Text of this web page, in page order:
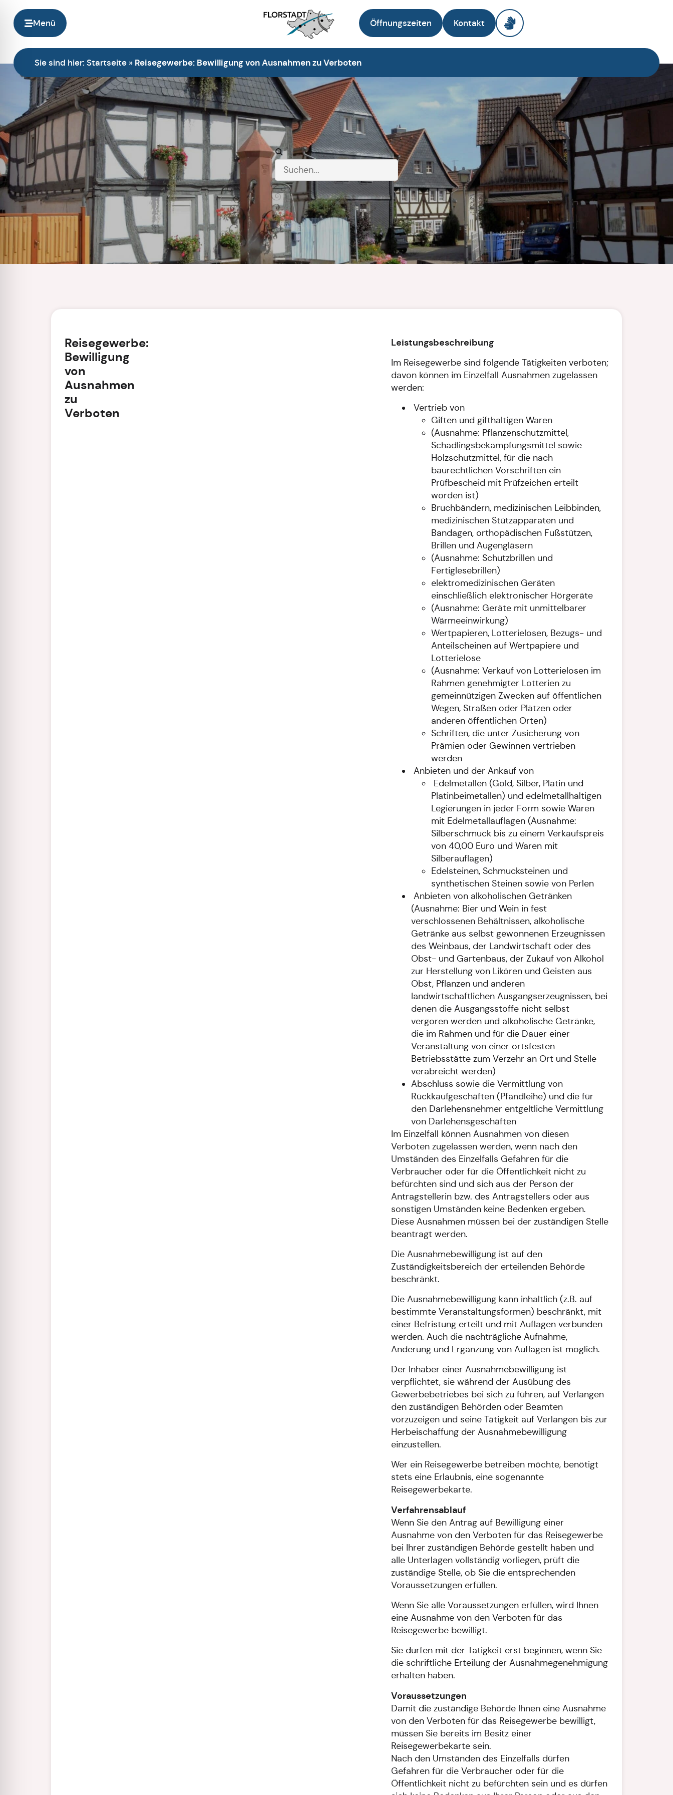
Menü Öffnungszeiten Kontakt
Sie sind hier: Startseite » Reisegewerbe: Bewilligung von Ausnahmen zu Verboten
Reisegewerbe:
Bewilligung
von
Ausnahmen
zu
Verboten
Leistungsbeschreibung
Im Reisegewerbe sind folgende Tätigkeiten verboten;
davon können im Einzelfall Ausnahmen zugelassen
werden:
Vertrieb von
Giften und gifthaltigen Waren
(Ausnahme: Pflanzenschutzmittel,
Schädlingsbekämpfungsmittel sowie
Holzschutzmittel, für die nach
baurechtlichen Vorschriften ein
Prüfbescheid mit Prüfzeichen erteilt
worden ist)
Bruchbändern, medizinischen Leibbinden,
medizinischen Stützapparaten und
Bandagen, orthopädischen Fußstützen,
Brillen und Augengläsern
(Ausnahme: Schutzbrillen und
Fertiglesebrillen)
elektromedizinischen Geräten
einschließlich elektronischer Hörgeräte
(Ausnahme: Geräte mit unmittelbarer
Wärmeeinwirkung)
Wertpapieren, Lotterielosen, Bezugs- und
Anteilscheinen auf Wertpapiere und
Lotterielose
(Ausnahme: Verkauf von Lotterielosen im
Rahmen genehmigter Lotterien zu
gemeinnützigen Zwecken auf öffentlichen
Wegen, Straßen oder Plätzen oder
anderen öffentlichen Orten)
Schriften, die unter Zusicherung von
Prämien oder Gewinnen vertrieben
werden
Anbieten und der Ankauf von
Edelmetallen (Gold, Silber, Platin und
Platinbeimetallen) und edelmetallhaltigen
Legierungen in jeder Form sowie Waren
mit Edelmetallauflagen (Ausnahme:
Silberschmuck bis zu einem Verkaufspreis
von 40,00 Euro und Waren mit
Silberauflagen)
Edelsteinen, Schmucksteinen und
synthetischen Steinen sowie von Perlen
Anbieten von alkoholischen Getränken
(Ausnahme: Bier und Wein in fest
verschlossenen Behältnissen, alkoholische
Getränke aus selbst gewonnenen Erzeugnissen
des Weinbaus, der Landwirtschaft oder des
Obst- und Gartenbaus, der Zukauf von Alkohol
zur Herstellung von Likören und Geisten aus
Obst, Pflanzen und anderen
landwirtschaftlichen Ausgangserzeugnissen, bei
denen die Ausgangsstoffe nicht selbst
vergoren werden und alkoholische Getränke,
die im Rahmen und für die Dauer einer
Veranstaltung von einer ortsfesten
Betriebsstätte zum Verzehr an Ort und Stelle
verabreicht werden)
Abschluss sowie die Vermittlung von
Rückkaufgeschäften (Pfandleihe) und die für
den Darlehensnehmer entgeltliche Vermittlung
von Darlehensgeschäften
Im Einzelfall können Ausnahmen von diesen
Verboten zugelassen werden, wenn nach den
Umständen des Einzelfalls Gefahren für die
Verbraucher oder für die Öffentlichkeit nicht zu
befürchten sind und sich aus der Person der
Antragstellerin bzw. des Antragstellers oder aus
sonstigen Umständen keine Bedenken ergeben.
Diese Ausnahmen müssen bei der zuständigen Stelle
beantragt werden.
Die Ausnahmebewilligung ist auf den
Zuständigkeitsbereich der erteilenden Behörde
beschränkt.
Die Ausnahmebewilligung kann inhaltlich (z.B. auf
bestimmte Veranstaltungsformen) beschränkt, mit
einer Befristung erteilt und mit Auflagen verbunden
werden. Auch die nachträgliche Aufnahme,
Änderung und Ergänzung von Auflagen ist möglich.
Der Inhaber einer Ausnahmebewilligung ist
verpflichtet, sie während der Ausübung des
Gewerbebetriebes bei sich zu führen, auf Verlangen
den zuständigen Behörden oder Beamten
vorzuzeigen und seine Tätigkeit auf Verlangen bis zur
Herbeischaffung der Ausnahmebewilligung
einzustellen.
Wer ein Reisegewerbe betreiben möchte, benötigt
stets eine Erlaubnis, eine sogenannte
Reisegewerbekarte.
Verfahrensablauf
Wenn Sie den Antrag auf Bewilligung einer
Ausnahme von den Verboten für das Reisegewerbe
bei Ihrer zuständigen Behörde gestellt haben und
alle Unterlagen vollständig vorliegen, prüft die
zuständige Stelle, ob Sie die entsprechenden
Voraussetzungen erfüllen.
Wenn Sie alle Voraussetzungen erfüllen, wird Ihnen
eine Ausnahme von den Verboten für das
Reisegewerbe bewilligt.
Sie dürfen mit der Tätigkeit erst beginnen, wenn Sie
die schriftliche Erteilung der Ausnahmegenehmigung
erhalten haben.
Voraussetzungen
Damit die zuständige Behörde Ihnen eine Ausnahme
von den Verboten für das Reisegewerbe bewilligt,
müssen Sie bereits im Besitz einer
Reisegewerbekarte sein.
Nach den Umständen des Einzelfalls dürfen
Gefahren für die Verbraucher oder für die
Öffentlichkeit nicht zu befürchten sein und es dürfen